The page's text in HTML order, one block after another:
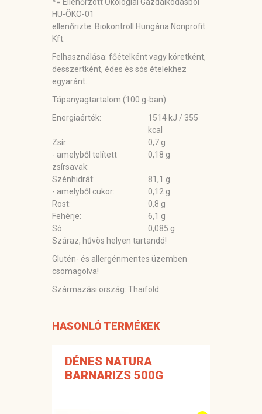
*= Ellenőrzött Ökológiai Gazdálkodásból
HU-ÖKO-01
ellenőrizte: Biokontroll Hungária Nonprofit
Kft.
Felhasználása: főételként vagy köretként,
desszertként, édes és sós ételekhez
egyaránt.
Tápanyagtartalom (100 g-ban):
Energiaérték:
1514 kJ / 355
kcal
Zsír:
0,7 g
- amelyből telített
zsírsavak:
0,18 g
Szénhidrát:
81,1 g
- amelyből cukor:
0,12 g
Rost:
0,8 g
Fehérje:
6,1 g
Só:
0,085 g
Száraz, hűvös helyen tartandó!
Glutén- és allergénmentes üzemben
csomagolva!
Származási ország: Thaiföld.
HASONLÓ TERMÉKEK
DÉNES NATURA
BARNARIZS 500G